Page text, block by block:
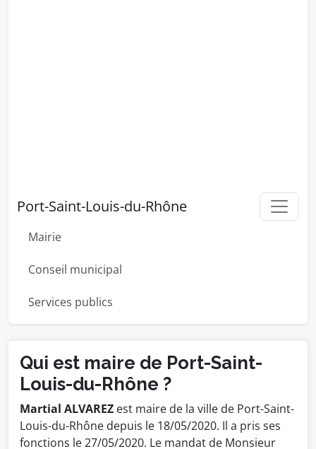
Port-Saint-Louis-du-Rhône
Mairie
Conseil municipal
Services publics
Qui est maire de Port-Saint-
Louis-du-Rhône ?
Martial ALVAREZ est maire de la ville de Port-Saint-
Louis-du-Rhône depuis le 18/05/2020. Il a pris ses
fonctions le 27/05/2020. Le mandat de Monsieur